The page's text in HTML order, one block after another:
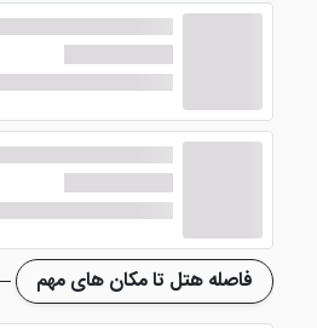
فاصله هتل تا مکان های مهم